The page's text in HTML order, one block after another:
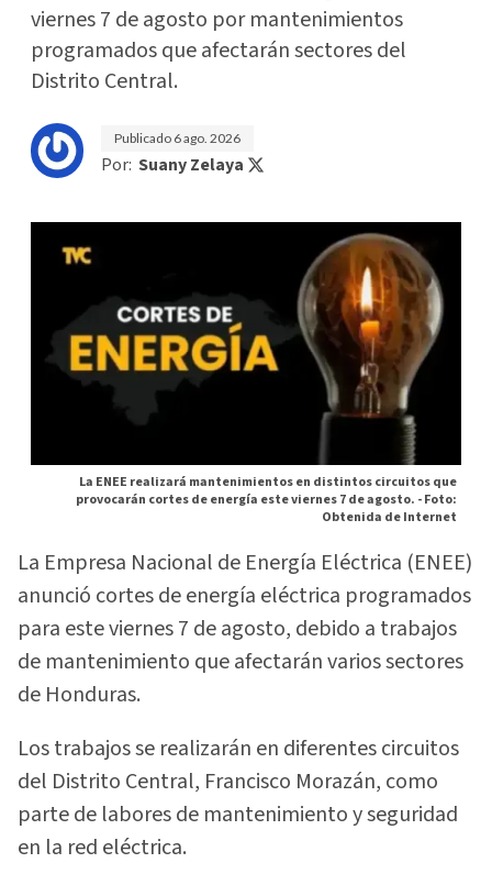
viernes 7 de agosto por mantenimientos
programados que afectarán sectores del
Distrito Central.
Publicado 6 ago. 2026
Por: Suany Zelaya
La ENEE realizará mantenimientos en distintos circuitos que
provocarán cortes de energía este viernes 7 de agosto. -Foto:
Obtenida de Internet
La Empresa Nacional de Energía Eléctrica (ENEE)
anunció cortes de energía eléctrica programados
para este viernes 7 de agosto, debido a trabajos
de mantenimiento que afectarán varios sectores
de Honduras.
Los trabajos se realizarán en diferentes circuitos
del Distrito Central, Francisco Morazán, como
parte de labores de mantenimiento y seguridad
en la red eléctrica.